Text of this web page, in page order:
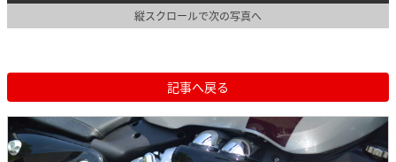
縦スクロールで次の写真へ
記事へ戻る